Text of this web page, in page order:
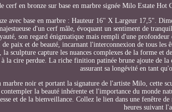
cerf en bronze sur base en marbre signée Milo Estate
avec base en marbre : Hauteur 16" X Largeur 17,5".
d'un cerf mâle, évoquant un sentiment de
son regard énigmatique mais rempli d'une
de paix et de beauté, incarnant l'interconnexion de tous
la sculpture capture les nuances complexes de la forme
à la cire perdue. La riche finition patinée brune ajoute de
assurant sa longévité en tant
marbre noir et portant la signature de l'artiste Milo, cette
la beauté inhérente et l'importance du monde
et de la bienveillance. Collez le lien dans une fenêtre
heures suivant